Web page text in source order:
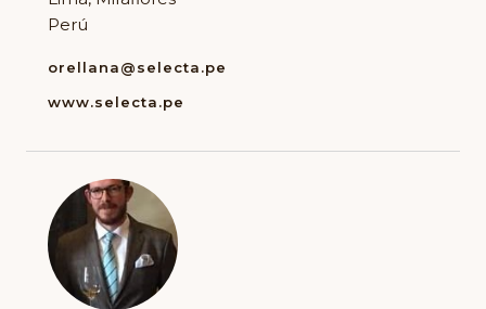
Perú
orellana@selecta.pe
www.selecta.pe